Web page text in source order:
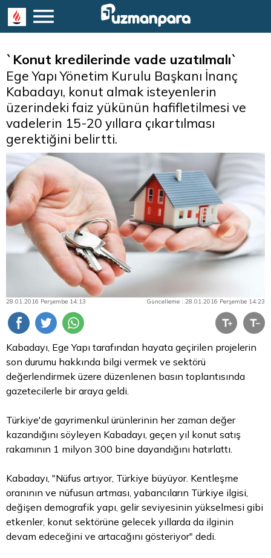
`Konut kredilerinde vade uzatılmalı`
Ege Yapı Yönetim Kurulu Başkanı İnanç
Kabadayı, konut almak isteyenlerin
üzerindeki faiz yükünün hafifletilmesi ve
vadelerin 15-20 yıllara çıkartılması
gerektiğini belirtti.
28.01.2016 Perşembe 14:13 Güncelleme : 28.01.2016 Perşembe 14:23
Kabadayı, Ege Yapı tarafından hayata geçirilen projelerin
son durumu hakkında bilgi vermek ve sektörü
değerlendirmek üzere düzenlenen basın toplantısında
gazetecilerle bir araya geldi.
Türkiye'de gayrimenkul ürünlerinin her zaman değer
kazandığını söyleyen Kabadayı, geçen yıl konut satış
rakamının 1 milyon 300 bine dayandığını hatırlattı.
Kabadayı, "Nüfus artıyor, Türkiye büyüyor. Kentleşme
oranının ve nüfusun artması, yabancıların Türkiye ilgisi,
değişen demografik yapı, gelir seviyesinin yükselmesi gibi
etkenler, konut sektörüne gelecek yıllarda da ilginin
devam edeceğini ve artacağını gösteriyor" dedi.